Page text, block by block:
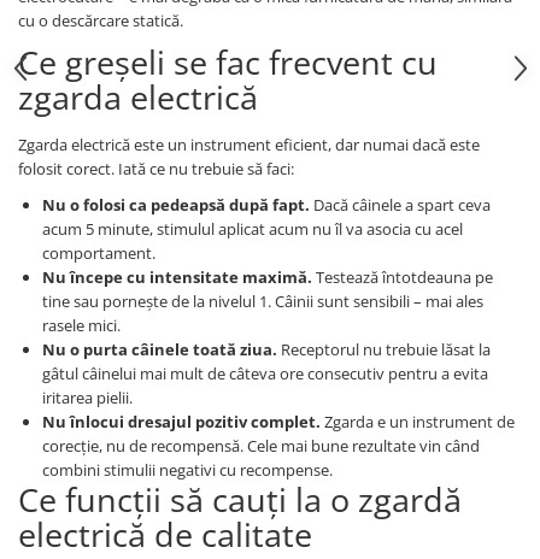
cu o descărcare statică.
Ce greșeli se fac frecvent cu
zgarda electrică
Zgarda electrică este un instrument eficient, dar numai dacă este
folosit corect. Iată ce nu trebuie să faci:
Nu o folosi ca pedeapsă după fapt. Dacă câinele a spart ceva
acum 5 minute, stimulul aplicat acum nu îl va asocia cu acel
comportament.
Nu începe cu intensitate maximă. Testează întotdeauna pe
tine sau pornește de la nivelul 1. Câinii sunt sensibili – mai ales
rasele mici.
Nu o purta câinele toată ziua. Receptorul nu trebuie lăsat la
gâtul câinelui mai mult de câteva ore consecutiv pentru a evita
iritarea pielii.
Nu înlocui dresajul pozitiv complet. Zgarda e un instrument de
corecție, nu de recompensă. Cele mai bune rezultate vin când
combini stimulii negativi cu recompense.
Ce funcții să cauți la o zgardă
electrică de calitate